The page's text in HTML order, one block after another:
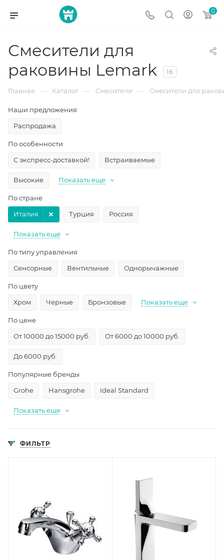
0
Смесители для
раковины Lemark
16
Главная — Каталог — Смесители — Смесители для
Наши предложения
Распродажа
По особенности
С экспресс-доставкой!
Встраиваемые
Высокие Показать еще
По стране
Турция
Россия
Италия
Показать еще
По типу управления
Сенсорные
Вентильные Однорычажные
По цвету
Хром
Черные Бронзовые Показать еще
По цене
От 10000 до 15000 руб.
От 6000 до 10000 руб.
До 6000 руб.
Популярные бренды
Grohe
Hansgrohe Ideal Standard
Показать еще
ФИЛЬТР